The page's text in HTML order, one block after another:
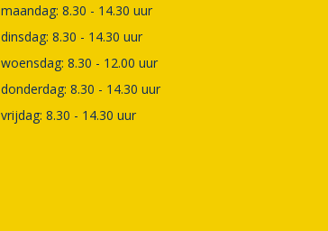
maandag: 8.30 - 14.30 uur
dinsdag: 8.30 - 14.30 uur
woensdag: 8.30 - 12.00 uur
donderdag: 8.30 - 14.30 uur
vrijdag: 8.30 - 14.30 uur